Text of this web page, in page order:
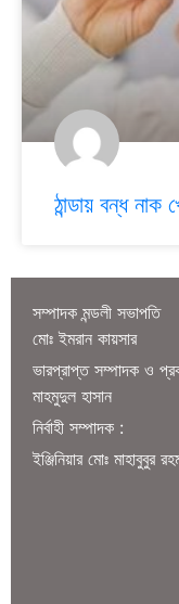
ঠান্ডায় বন্ধ
সম্পাদক মন্ডলী সভাপতি
মোঃ ইমরান কায়সার
ভারপ্রাপ্ত সম্পাদক ও
মাহমুদুল হাসান
নির্বাহী সম্পাদক :
ইঞ্জিনিয়ার মোঃ মাহাবুবুর